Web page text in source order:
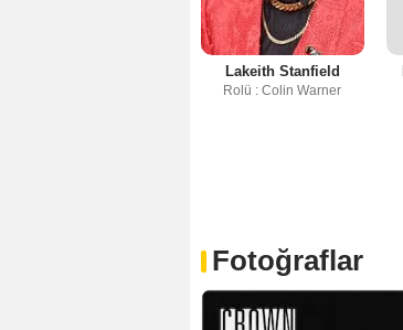
Lakeith Stanfield
Rolü : Colin Warner
Fotoğraflar